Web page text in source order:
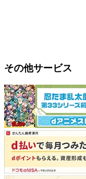
その他サービス